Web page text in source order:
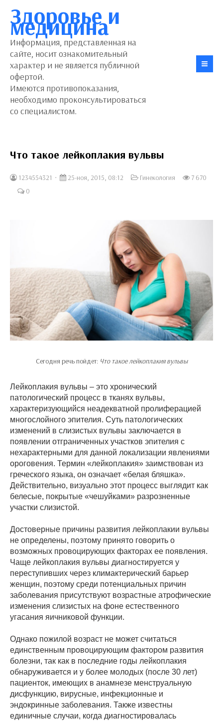
Здоровье и
медицина
Информация, представленная на
сайте, носит ознакомительный
характер и не является публичной
офертой.
Имеются противопоказания,
необходимо проконсультироваться
со специалистом.
Что такое лейкоплакия вульвы
1234554321 25-ноя, 2015, 08:12 Гинекология
7 670
0
Сегодня речь пойдет: Что такое лейкоплакия вульвы
Лейкоплакия вульвы – это хронический
патологический процесс в тканях вульвы,
характеризующийся неадекватной пролиферацией
многослойного эпителия. Суть патологических
изменений в слизистых вульвы заключается в
появлении отграниченных участков эпителия с
нехарактерными для данной локализации явлениями
ороговения. Термин «лейкоплакия» заимствован из
греческого языка, он означает «белая бляшка».
Действительно, визуально этот процесс выглядит как
белесые, покрытые «чешуйками» разрозненные
участки слизистой.
Достоверные причины развития лейкоплакии вульвы
не определены, поэтому принято говорить о
возможных провоцирующих факторах ее появления.
Чаще лейкоплакия вульвы диагностируется у
переступивших через климактерический барьер
женщин, поэтому среди потенциальных причин
заболевания присутствуют возрастные атрофические
изменения слизистых на фоне естественного
угасания яичниковой функции.
Однако пожилой возраст не может считаться
единственным провоцирующим фактором развития
болезни, так как в последние годы лейкоплакия
обнаруживается и у более молодых (после 30 лет)
пациенток, имеющих в анамнезе менструальную
дисфункцию, вирусные, инфекционные и
эндокринные заболевания. Также известны
единичные случаи, когда диагностировалась